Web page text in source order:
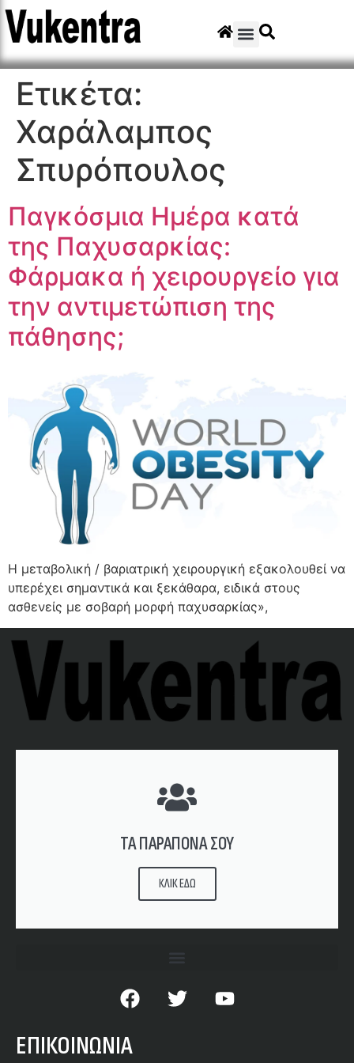
Ετικέτα:
Χαράλαμπος
Σπυρόπουλος
Παγκόσμια Ημέρα κατά
της Παχυσαρκίας:
Φάρμακα ή χειρουργείο για
την αντιμετώπιση της
πάθησης;
Η μεταβολική / βαριατρική χειρουργική εξακολουθεί να
υπερέχει σημαντικά και ξεκάθαρα, ειδικά στους
ασθενείς με σοβαρή μορφή παχυσαρκίας»,
ΤΑ ΠΑΡΑΠΟΝΑ ΣΟΥ
ΚΛΙΚ ΕΔΩ
ΕΠΙΚΟΙΝΩΝΙΑ